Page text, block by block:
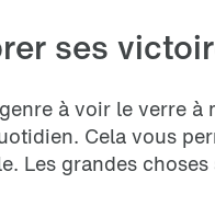
ses
à voir le verre
Cela vous
Les grandes